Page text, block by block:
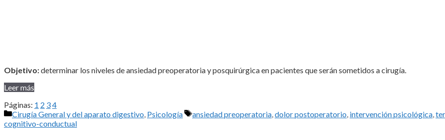
Objetivo:determinar los niveles de ansiedad preoperatoria y posquirúrgica en pacientes que serán sometidos a cirugía.
Leer más
Páginas: 1 2 34
Categorías
Cirugía General y del aparato digestivo, Psicología Etiquetas
ansiedad preoperatoria,dolor postoperatorio, intervención psicológica,
cognitivo-conductual